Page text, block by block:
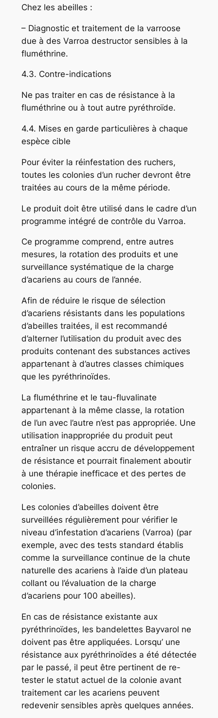
Chez les abeilles :
– Diagnostic et traitement de la varroose
due à des Varroa destructorsensibles à la
fluméthrine.
4.3. Contre-indications
Ne pas traiter en cas de résistance à la
fluméthrine ou à tout autre pyréthroïde.
4.4. Mises en garde particulières à chaque
espèce cible
Pour éviter la réinfestation des ruchers,
toutes les colonies d’un rucher devront être
traitées au cours de la même période.
Le produit doit être utilisé dans le cadre d’un
programme intégré de contrôle du Varroa.
Ce programme comprend, entre autres
mesures, la rotation des produits et une
surveillance systématique de la charge
d’acariens au cours de l’année.
Afin de réduire le risque de sélection
d’acariens résistants dans les populations
d’abeilles traitées, il est recommandé
d’alterner l’utilisation du produit avec des
produits contenant des substances actives
appartenant à d’autres classes chimiques
que les pyréthrinoïdes.
La fluméthrine et le tau-fluvalinate
appartenant à la même classe, la rotation
de l’un avec l’autre n’est pas appropriée. Une
utilisation inappropriée du produit peut
entraîner un risque accru de développement
de résistance et pourrait finalement aboutir
à une thérapie inefficace et des pertes de
colonies.
Les colonies d’abeilles doivent être
surveillées régulièrement pour vérifier le
niveau d’infestation d’acariens (Varroa) (par
exemple, avec des tests standard établis
comme la surveillance continue de la chute
naturelle des acariens à l’aide d’un plateau
collant ou l’évaluation de la charge
d’acariens pour 100 abeilles).
En cas de résistance existante aux
pyréthrinoïdes, les bandelettes Bayvarol ne
doivent pas être appliquées. Lorsqu’ une
résistance aux pyréthrinoïdes a été détectée
par le passé, il peut être pertinent de re-
tester le statut actuel de la colonie avant
traitement car les acariens peuvent
redevenir sensibles après quelques années.